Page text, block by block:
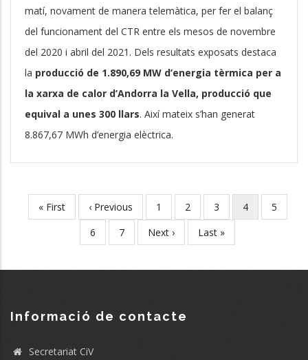
matí, novament de manera telemàtica, per fer el balanç
del funcionament del CTR entre els mesos de novembre
del 2020 i abril del 2021. Dels resultats exposats destaca
la producció de 1.890,69 MW d’energia tèrmica per a
la xarxa de calor d’Andorra la Vella, producció que
equival a unes 300 llars. Així mateix s’han generat
8.867,67 MWh d’energia elèctrica.
Paginació
Primera
pàgina
« First
Pàgina
anterior
‹ Previous Pàgina
1 Pàgina
2 Pàgina
3
Pàgina
actual
4 Pàgina
5
Pàgina
6 Pàgina
7
Pàgina
següent
Next ›
Última
pàgina
Last »
Informació de contacte
Secretariat CiV